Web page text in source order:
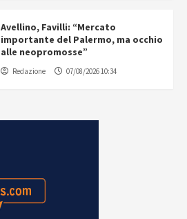
Avellino, Favilli: “Mercato
importante del Palermo, ma occhio
alle neopromosse”
Redazione 07/08/2026 10:34